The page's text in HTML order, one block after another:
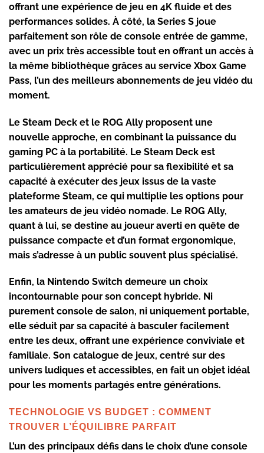
offrant une expérience de jeu en 4K fluide et des
performances solides. À côté, la Series S joue
parfaitement son rôle de console entrée de gamme,
avec un prix très accessible tout en offrant un accès à
la même bibliothèque grâces au service Xbox Game
Pass, l’un des meilleurs abonnements de jeu vidéo du
moment.
Le Steam Deck et le ROG Ally proposent une
nouvelle approche, en combinant la puissance du
gaming PC à la portabilité. Le Steam Deck est
particulièrement apprécié pour sa flexibilité et sa
capacité à exécuter des jeux issus de la vaste
plateforme Steam, ce qui multiplie les options pour
les amateurs de jeu vidéo nomade. Le ROG Ally,
quant à lui, se destine au joueur averti en quête de
puissance compacte et d’un format ergonomique,
mais s’adresse à un public souvent plus spécialisé.
Enfin, la Nintendo Switch demeure un choix
incontournable pour son concept hybride. Ni
purement console de salon, ni uniquement portable,
elle séduit par sa capacité à basculer facilement
entre les deux, offrant une expérience conviviale et
familiale. Son catalogue de jeux, centré sur des
univers ludiques et accessibles, en fait un objet idéal
pour les moments partagés entre générations.
TECHNOLOGIE VS BUDGET : COMMENT
TROUVER L’ÉQUILIBRE PARFAIT
L’un des principaux défis dans le choix d’une console